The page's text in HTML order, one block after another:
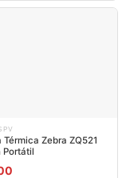
PV
Térmica Zebra ZQ521
Portátil